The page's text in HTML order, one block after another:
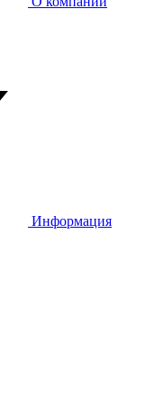
Информация